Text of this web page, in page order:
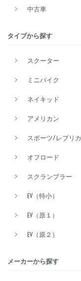
中古車
タイプから探す
スクーター
ミニバイク
ネイキッド
アメリカン
スポーツ/レプリカ
オフロード
スクランブラー
EV（特小）
EV（原１）
EV（原２）
メーカーから探す
価格